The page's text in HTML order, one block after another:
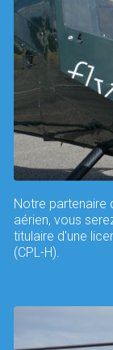
Notre partenaire
aérien, vous
titulaire d'une
(CPL-H).